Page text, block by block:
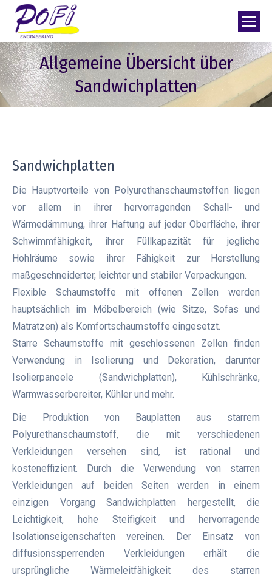
Allgemeine Übersicht über
Sandwichplatten
Sandwichplatten
Die Hauptvorteile von Polyurethanschaumstoffen liegen
vor allem in ihrer hervorragenden Schall- und
Wärmedämmung, ihrer Haftung auf jeder Oberfläche, ihrer
Schwimmfähigkeit, ihrer Füllkapazität für jegliche
Hohlräume sowie ihrer Fähigkeit zur Herstellung
maßgeschneiderter, leichter und stabiler Verpackungen.
Flexible Schaumstoffe mit offenen Zellen werden
hauptsächlich im Möbelbereich (wie Sitze, Sofas und
Matratzen) als Komfortschaumstoffe eingesetzt.
Starre Schaumstoffe mit geschlossenen Zellen finden
Verwendung in Isolierung und Dekoration, darunter
Isolierpaneele (Sandwichplatten), Kühlschränke,
Warmwasserbereiter, Kühler und mehr.
Die Produktion von Bauplatten aus starrem
Polyurethanschaumstoff, die mit verschiedenen
Verkleidungen versehen sind, ist rational und
kosteneffizient. Durch die Verwendung von starren
Verkleidungen auf beiden Seiten werden in einem
einzigen Vorgang Sandwichplatten hergestellt, die
Leichtigkeit, hohe Steifigkeit und hervorragende
Isolationseigenschaften vereinen. Der Einsatz von
diffusionssperrenden Verkleidungen erhält die
ursprüngliche Wärmeleitfähigkeit des starren